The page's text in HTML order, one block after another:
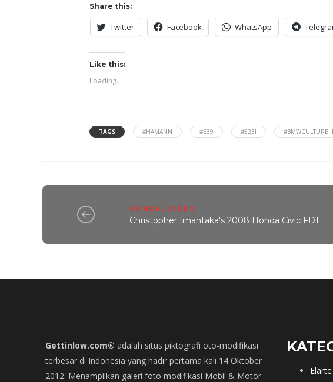
Share this:
Twitter Facebook WhatsApp
Like this:
Loading...
TAGS #HAMANN #E39 #523I #BMWCULTURE
HONDA ,VIDEO
Christopher Imantaka's 2008 Honda Civic FD1
Gettinlow.com® adalah situs piktografi oto-modifikasi
terbesar di Indonesia yang hadir pertama kali 14 Oktober
2012. Menampilkan galeri foto modifikasi Mobil & Motor